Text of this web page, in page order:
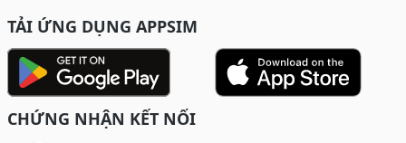
TẢI ỨNG DỤNG APPSIM
CHỨNG NHẬN KẾT NỐI